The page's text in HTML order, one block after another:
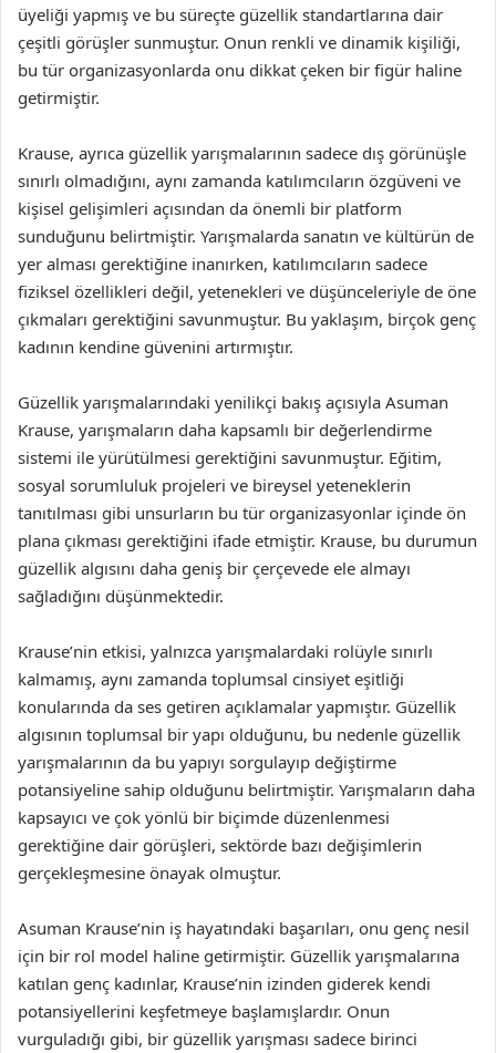
üyeliği yapmış ve bu süreçte güzellik standartlarına dair
çeşitli görüşler sunmuştur. Onun renkli ve dinamik kişiliği,
bu tür organizasyonlarda onu dikkat çeken bir figür haline
getirmiştir.
Krause, ayrıca güzellik yarışmalarının sadece dış görünüşle
sınırlı olmadığını, aynı zamanda katılımcıların özgüveni ve
kişisel gelişimleri açısından da önemli bir platform
sunduğunu belirtmiştir. Yarışmalarda sanatın ve kültürün de
yer alması gerektiğine inanırken, katılımcıların sadece
fiziksel özellikleri değil, yetenekleri ve düşünceleriyle de öne
çıkmaları gerektiğini savunmuştur. Bu yaklaşım, birçok genç
kadının kendine güvenini artırmıştır.
Güzellik yarışmalarındaki yenilikçi bakış açısıyla Asuman
Krause, yarışmaların daha kapsamlı bir değerlendirme
sistemi ile yürütülmesi gerektiğini savunmuştur. Eğitim,
sosyal sorumluluk projeleri ve bireysel yeteneklerin
tanıtılması gibi unsurların bu tür organizasyonlar içinde ön
plana çıkması gerektiğini ifade etmiştir. Krause, bu durumun
güzellik algısını daha geniş bir çerçevede ele almayı
sağladığını düşünmektedir.
Krause’nin etkisi, yalnızca yarışmalardaki rolüyle sınırlı
kalmamış, aynı zamanda toplumsal cinsiyet eşitliği
konularında da ses getiren açıklamalar yapmıştır. Güzellik
algısının toplumsal bir yapı olduğunu, bu nedenle güzellik
yarışmalarının da bu yapıyı sorgulayıp değiştirme
potansiyeline sahip olduğunu belirtmiştir. Yarışmaların daha
kapsayıcı ve çok yönlü bir biçimde düzenlenmesi
gerektiğine dair görüşleri, sektörde bazı değişimlerin
gerçekleşmesine önayak olmuştur.
Asuman Krause’nin iş hayatındaki başarıları, onu genç nesil
için bir rol model haline getirmiştir. Güzellik yarışmalarına
katılan genç kadınlar, Krause’nin izinden giderek kendi
potansiyellerini keşfetmeye başlamışlardır. Onun
vurguladığı gibi, bir güzellik yarışması sadece birinci